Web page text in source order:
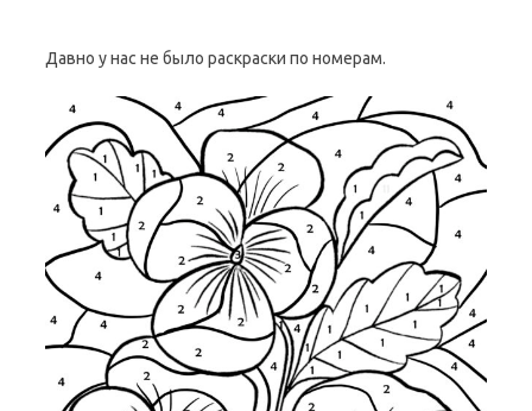
Давно у нас не было раскраски по номерам.